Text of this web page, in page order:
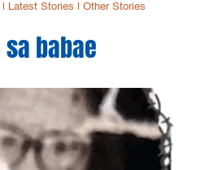
Latest Stories |Other Stories
sa babae